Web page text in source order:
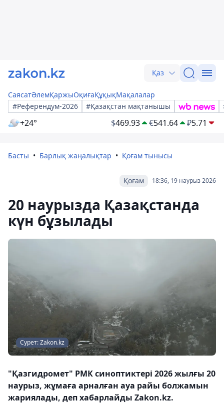
Қаз
СаясатӘлемҚаржыОқиғаҚұқықМақалалар
#Референдум-2026
#Қазақстан мақтанышы
+24° $469.93 €541.64 ₽5.71
Басты Барлық жаңалықтар Қоғам тынысы
18:36, 19 наурыз 2026
Қоғам
20 наурызда Қазақстанда
күн бұзылады
Сурет: Zakon.kz
"Қазгидромет" РМК синоптиктері 2026 жылғы 20
наурыз, жұмаға арналған ауа райы болжамын
жариялады, деп хабарлайды Zakon.kz.